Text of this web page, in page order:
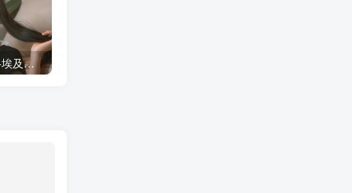
蠢沫沫 大巴车+健身环+埃及喵COS写真合集